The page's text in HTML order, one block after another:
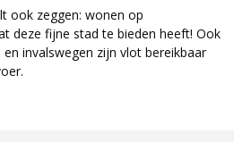
ook zeggen: wonen op
deze fijne stad te bieden heeft! Ook
invalswegen zijn vlot bereikbaar